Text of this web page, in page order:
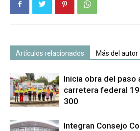
Artículos relacionados Más del autor
Inicia obra del paso
carretera federal
300
Integran Consejo